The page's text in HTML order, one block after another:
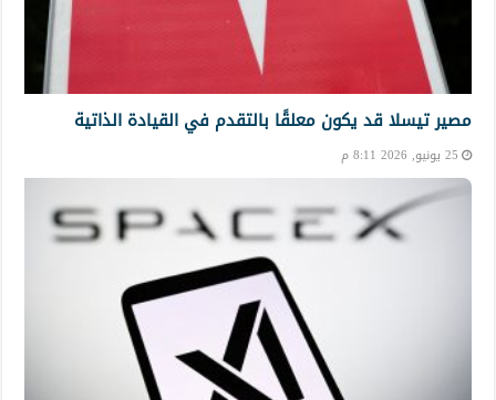
مصير تيسلا قد يكون معلقًا بالتقدم في القيادة الذاتية
25 يونيو, 2026 8:11 م